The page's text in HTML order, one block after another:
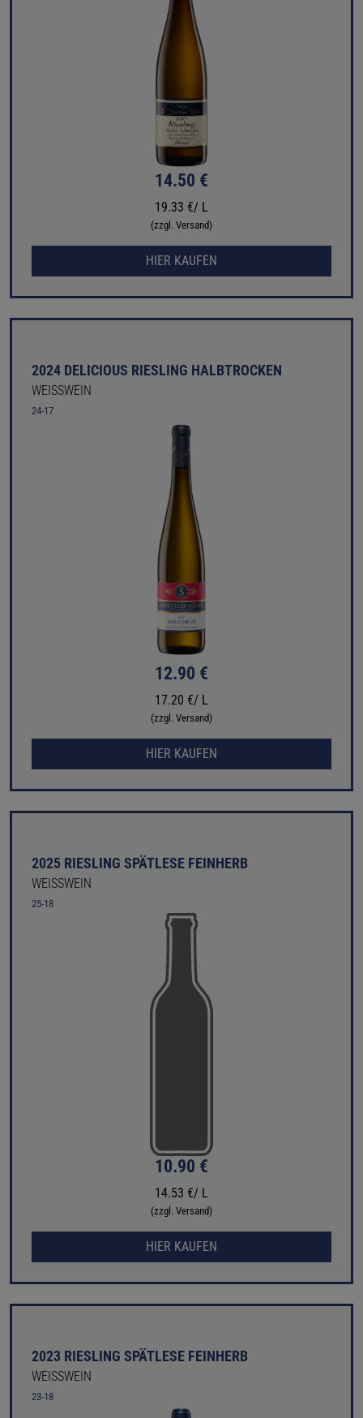
14.50 €
19.33 €/ L
(zzgl. Versand)
HIER KAUFEN
2024 DELICIOUS RIESLING HALBTROCKEN
WEISSWEIN
24-17
12.90 €
17.20 €/ L
(zzgl. Versand)
HIER KAUFEN
2025 RIESLING SPÄTLESE FEINHERB
WEISSWEIN
25-18
10.90 €
14.53 €/ L
(zzgl. Versand)
HIER KAUFEN
2023 RIESLING SPÄTLESE FEINHERB
WEISSWEIN
23-18